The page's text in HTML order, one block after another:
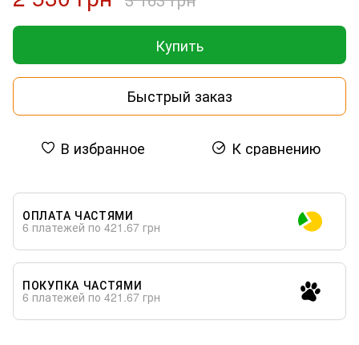
Купить
Быстрый заказ
В избранное К сравнению
ОПЛАТА ЧАСТЯМИ
6 платежей по 421.67 грн
ПОКУПКА ЧАСТЯМИ
6 платежей по 421.67 грн